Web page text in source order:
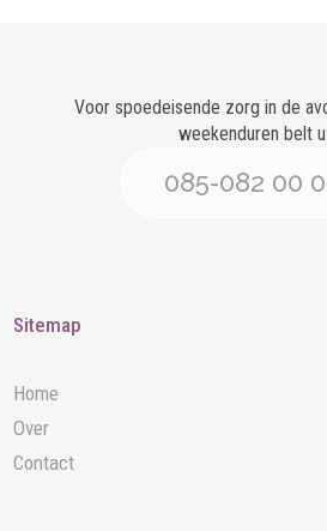
Voor spoedeisende zorg in de
weekenduren belt u
085-082 00
Sitemap
Home
Over
Contact